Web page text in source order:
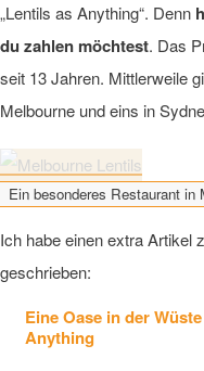
„Lentils as Anything“. Denn
du zahlen möchtest. Das
seit 13 Jahren. Mittlerweile
Melbourne und eins in
Ein besonderes Restaurant in
Ich habe einen extra Artikel
geschrieben:
Eine Oase in der
Anything